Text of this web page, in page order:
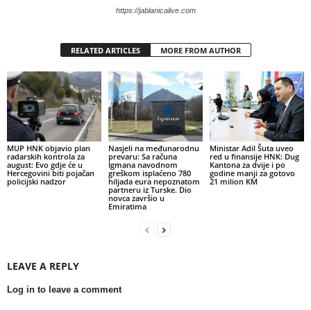
https://jablanicalive.com
RELATED ARTICLES MORE FROM AUTHOR
MUP HNK objavio plan
radarskih kontrola za
august: Evo gdje će u
Hercegovini biti pojačan
policijski nadzor
Nasjeli na međunarodnu
prevaru: Sa računa
Igmana navodnom
greškom isplaćeno 780
hiljada eura nepoznatom
partneru iz Turske. Dio
novca završio u
Emiratima
Ministar Adil Šuta uveo
red u finansije HNK: Dug
Kantona za dvije i po
godine manji za gotovo
21 milion KM
LEAVE A REPLY
Log in to leave a comment